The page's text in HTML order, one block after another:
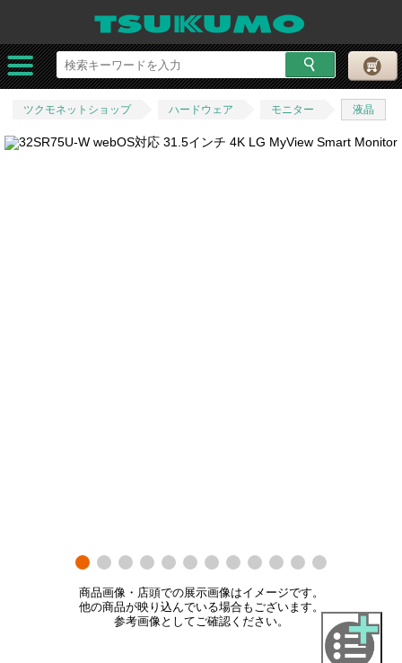
ツクモネットショップ ハードウェア モニター 液晶
商品画像・店頭での展示画像はイメージです。
他の商品が映り込んでいる場合もございます。
参考画像としてご確認ください。